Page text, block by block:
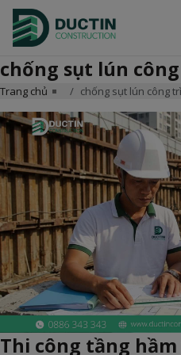
chống sụt lún
Trang chủ chống sụt lún công
Thi công tầng